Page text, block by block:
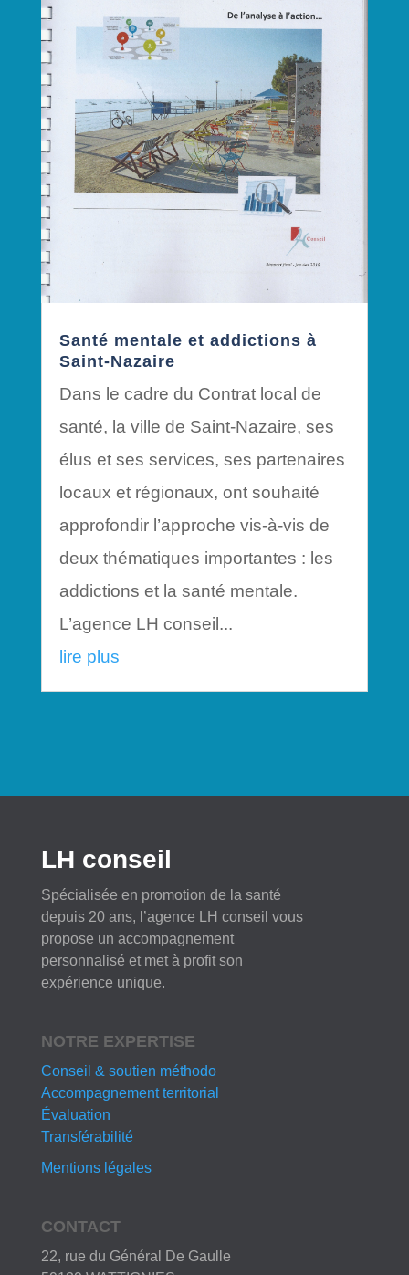
Santé mentale et addictions à
Saint-Nazaire
Dans le cadre du Contrat local de
santé, la ville de Saint-Nazaire, ses
élus et ses services, ses partenaires
locaux et régionaux, ont souhaité
approfondir l’approche vis-à-vis de
deux thématiques importantes : les
addictions et la santé mentale.
L’agence LH conseil...
lire plus
LH conseil
Spécialisée en promotion de la santé
depuis 20 ans, l’agence LH conseil vous
propose un accompagnement
personnalisé et met à profit son
expérience unique.
NOTRE EXPERTISE
Conseil & soutien méthodo
Accompagnement territorial
Évaluation
Transférabilité
Mentions légales
CONTACT
22, rue du Général De Gaulle